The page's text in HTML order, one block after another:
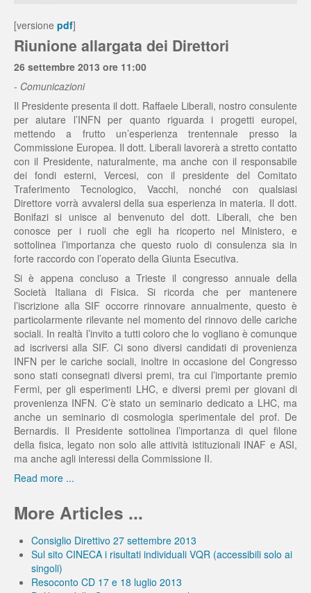
[versione pdf]
Riunione allargata dei Direttori
26 settembre 2013 ore 11:00
- Comunicazioni
Il Presidente presenta il dott. Raffaele Liberali, nostro consulente
per aiutare l’INFN per quanto riguarda i progetti europei,
mettendo a frutto un’esperienza trentennale presso la
Commissione Europea. Il dott. Liberali lavorerà a stretto contatto
con il Presidente, naturalmente, ma anche con il responsabile
dei fondi esterni, Vercesi, con il presidente del Comitato
Traferimento Tecnologico, Vacchi, nonché con qualsiasi
Direttore vorrà avvalersi della sua esperienza in materia. Il dott.
Bonifazi si unisce al benvenuto del dott. Liberali, che ben
conosce per i ruoli che egli ha ricoperto nel Ministero, e
sottolinea l’importanza che questo ruolo di consulenza sia in
forte raccordo con l’operato della Giunta Esecutiva.
Si è appena concluso a Trieste il congresso annuale della
Società Italiana di Fisica. Si ricorda che per mantenere
l’iscrizione alla SIF occorre rinnovare annualmente, questo è
particolarmente rilevante nel momento del rinnovo delle cariche
sociali. In realtà l’invito a tutti coloro che lo vogliano è comunque
ad iscriversi alla SIF. Ci sono diversi candidati di provenienza
INFN per le cariche sociali, inoltre in occasione del Congresso
sono stati consegnati diversi premi, tra cui l’importante premio
Fermi, per gli esperimenti LHC, e diversi premi per giovani di
provenienza INFN. C’è stato un seminario dedicato a LHC, ma
anche un seminario di cosmologia sperimentale del prof. De
Bernardis. Il Presidente sottolinea l’importanza di quel filone
della fisica, legato non solo alle attività istituzionali INAF e ASI,
ma anche agli interessi della Commissione II.
Read more ...
More Articles ...
Consiglio Direttivo 27 settembre 2013
Sul sito CINECA i risultati individuali VQR (accessibili solo ai
singoli)
Resoconto CD 17 e 18 luglio 2013